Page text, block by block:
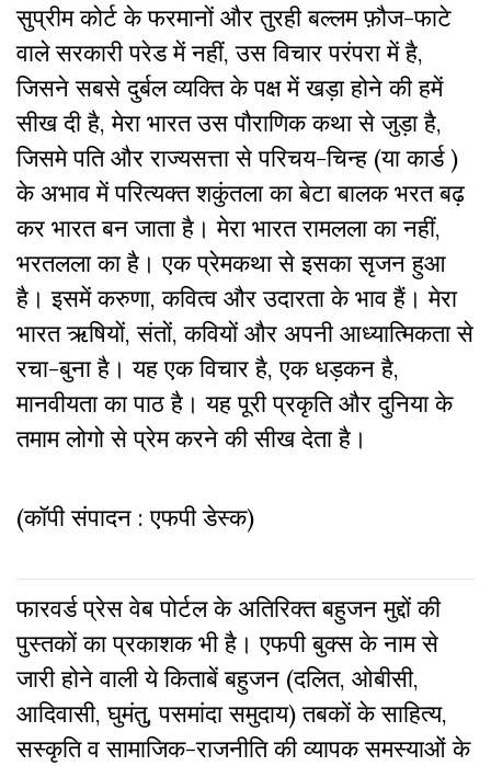
सुप्रीम कोर्ट के फरमानों और तुरही बल्लम फ़ौज-फाटे
वाले सरकारी परेड में नहीं, उस विचार परंपरा में है,
जिसने सबसे दुर्बल व्यक्ति के पक्ष में खड़ा होने की हमें
सीख दी है, मेरा भारत उस पौराणिक कथा से जुड़ा है,
जिसमे पति और राज्यसत्ता से परिचय-चिन्ह (या कार्ड )
के अभाव में परित्यक्त शकुंतला का बेटा बालक भरत बढ़
कर भारत बन जाता है। मेरा भारत रामलला का नहीं,
भरतलला का है। एक प्रेमकथा से इसका सृजन हुआ
है। इसमें करुणा, कवित्व और उदारता के भाव हैं। मेरा
भारत ऋषियों, संतों, कवियों और अपनी आध्यात्मिकता से
रचा-बुना है। यह एक विचार है, एक धड़कन है,
मानवीयता का पाठ है। यह पूरी प्रकृति और दुनिया के
तमाम लोगो से प्रेम करने की सीख देता है।
(कॉपी संपादन : एफपी डेस्क)
फारवर्ड प्रेस वेब पोर्टल के अतिरिक्‍त बहुजन मुद्दों की
पुस्‍तकों का प्रकाशक भी है। एफपी बुक्‍स के नाम से
जारी होने वाली ये किताबें बहुजन (दलित, ओबीसी,
आदिवासी, घुमंतु, पसमांदा समुदाय) तबकों के साहित्‍य,
सस्‍क‍ृति व सामाजिक-राजनीति की व्‍यापक समस्‍याओं के